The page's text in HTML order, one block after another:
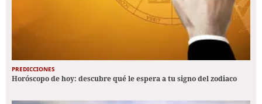
PREDICCIONES
Horóscopo de hoy: descubre qué le espera a tu signo del zodiaco